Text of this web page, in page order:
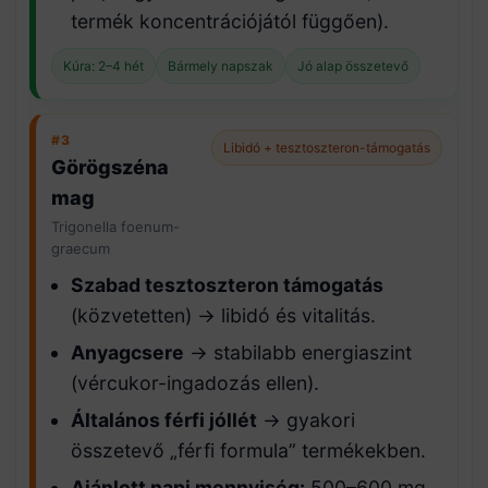
termék koncentrációjától függően).
Kúra: 2–4 hét Bármely napszak Jó alap összetevő
#3
Görögszéna
mag
Trigonella foenum-
graecum
Libidó + tesztoszteron-támogatás
Szabad tesztoszteron támogatás
(közvetetten) → libidó és vitalitás.
Anyagcsere → stabilabb energiaszint
(vércukor-ingadozás ellen).
Általános férfi jóllét → gyakori
összetevő „férfi formula” termékekben.